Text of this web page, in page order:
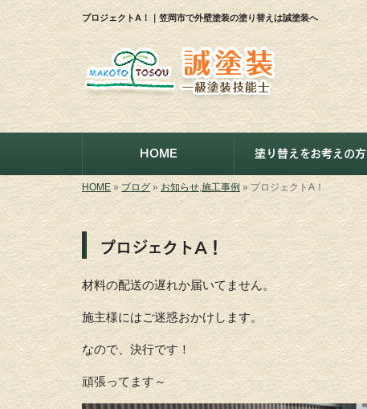
プロジェクトA！｜笠岡市で外壁塗装の塗り替えは誠塗装へ
HOME 塗り替えをお考えの方
HOME » ブログ» お知らせ,施工事例 » プロジェクトA！
プロジェクトA！
材料の配送の遅れか届いてません。
施主様にはご迷惑おかけします。
なので、決行です！
頑張ってます～